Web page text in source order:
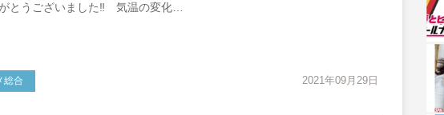
とうございました‼️ 気温の変化…
2021年09月29日
総合